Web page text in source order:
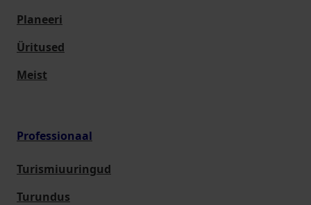
Planeeri
Üritused
Meist
Professionaal
Turismiuuringud
Turundus